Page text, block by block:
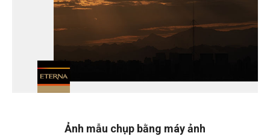
Ảnh mẫu chụp bằng máy ảnh